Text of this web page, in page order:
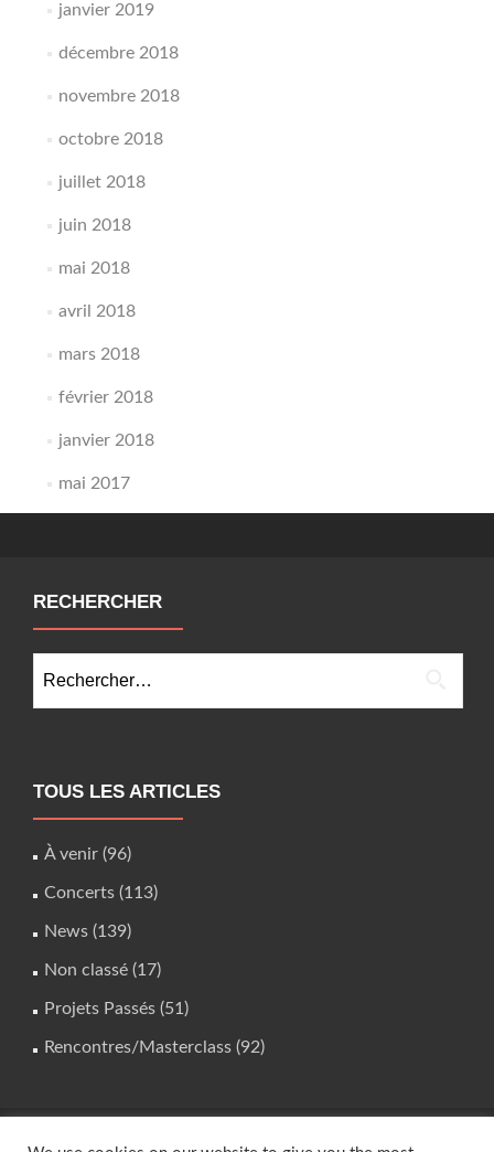
janvier 2019
décembre 2018
novembre 2018
octobre 2018
juillet 2018
juin 2018
mai 2018
avril 2018
mars 2018
février 2018
janvier 2018
mai 2017
RECHERCHER
TOUS LES ARTICLES
À venir (96)
Concerts (113)
News (139)
Non classé (17)
Projets Passés (51)
Rencontres/Masterclass (92)